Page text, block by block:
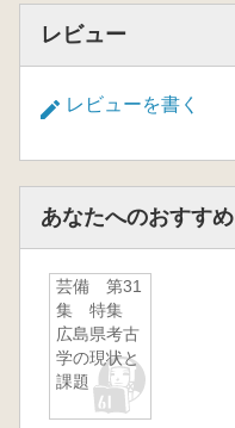
レビュー
レビューを書く
あなたへのおすすめ
芸備 第31
集 特集
広島県考古
学の現状と
課題